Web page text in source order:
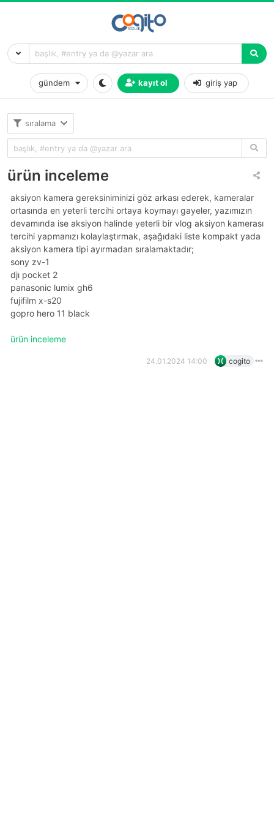
gündem kayıt ol giriş yap
sıralama
ürün inceleme
aksiyon kamera gereksiniminizi göz arkası ederek, kameralar
ortasında en yeterli tercihi ortaya koymayı gayeler, yazımızın
devamında ise aksiyon halinde yeterli bir vlog aksiyon kamerası
tercihi yapmanızı kolaylaştırmak, aşağıdaki liste kompakt yada
aksiyon kamera tipi ayırmadan sıralamaktadır;
sony zv-1
dji pocket 2
panasonic lumix gh6
fujifilm x-s20
gopro hero 11 black
ürün inceleme
24.01.2024 14:00 cogito